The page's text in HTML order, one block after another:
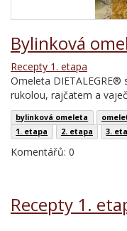
Bylinková
Recepty 1. etapa
Omeleta
rukolou, rajčatem a
bylinková omeleta
1. etapa
2. etapa 3.
Komentářů: 0
Recepty 1.